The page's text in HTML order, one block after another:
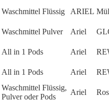
Waschmittel Flüssig
ARIEL
Waschmittel Pulver Ariel
All in 1 Pods Ariel
All in 1 Pods Ariel
Waschmittel Flüssig,
Pulver oder Pods
Ariel